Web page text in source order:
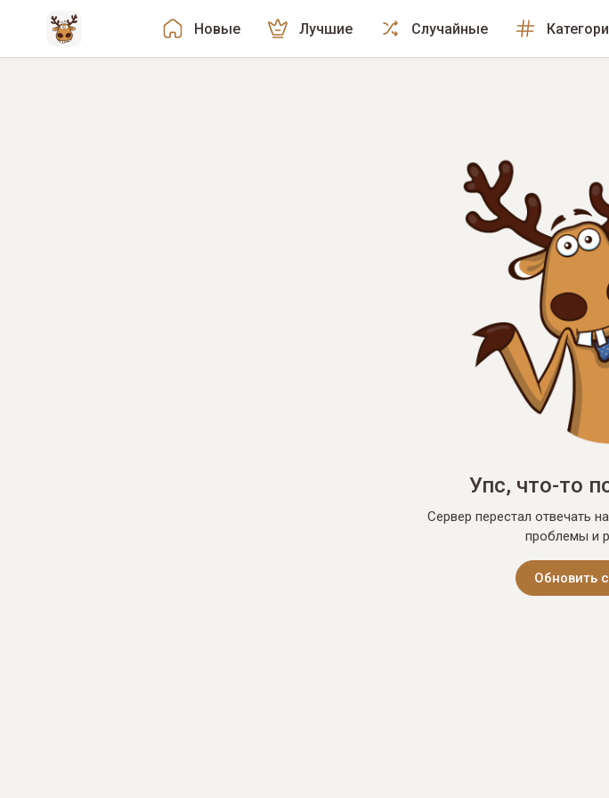
Новые Лучшие Случайные
Упс, что-то
Сервер перестал отвечать
проблемы и
Обновить